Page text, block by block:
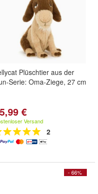
Plüschtier aus der
Serie: Oma-Ziege, 27 cm
€
Versand
2
- 66%